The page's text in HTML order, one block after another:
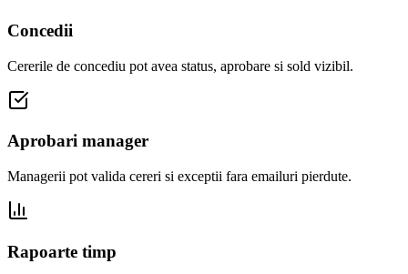
Concedii
Cererile de concediu pot avea status, aprobare si sold vizibil.
Aprobari manager
Managerii pot valida cereri si exceptii fara emailuri pierdute.
Rapoarte timp